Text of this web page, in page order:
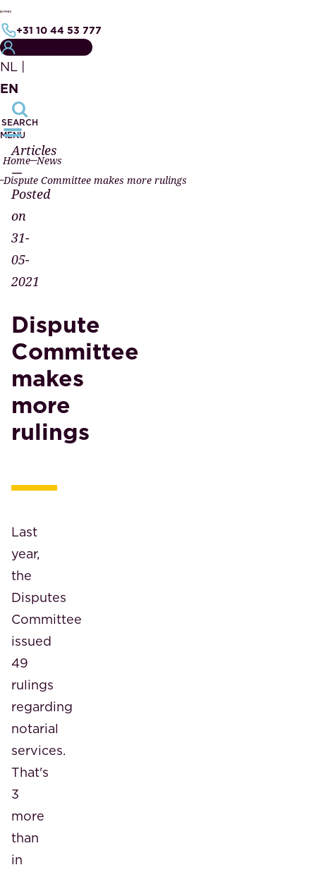
+31 10 44 53 777
NL |
EN
SEARCH
MENU
Home News
Dispute Committee makes more rulings
Articles
—
Posted
on
31-
05-
2021
Dispute
Committee
makes
more
rulings
Last
year,
the
Disputes
Committee
issued
49
rulings
regarding
notarial
services.
That's
3
more
than
in